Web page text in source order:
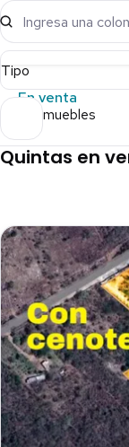
Ingresa una
Tipo
En venta
10 inmuebles
Quintas en